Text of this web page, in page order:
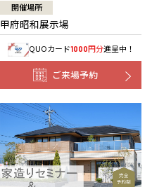
開催場所
甲府昭和展示場
QUOカード1000円分進呈中！
ご来場予約